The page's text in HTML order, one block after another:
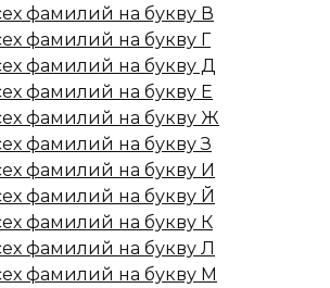
фамилий на букву В
фамилий на букву Г
фамилий на букву Д
фамилий на букву Е
фамилий на букву Ж
фамилий на букву З
фамилий на букву И
фамилий на букву Й
фамилий на букву К
фамилий на букву Л
фамилий на букву М